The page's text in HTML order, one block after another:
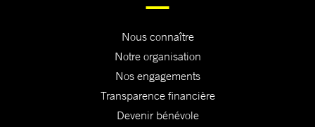
Nous connaître
Notre organisation
Nos engagements
Transparence financière
Devenir bénévole